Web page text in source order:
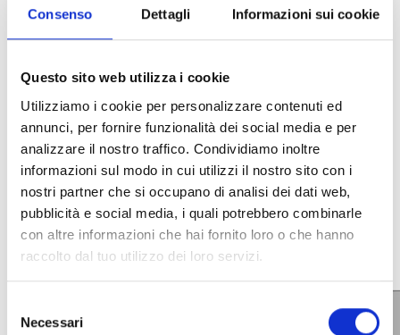
Consenso Dettagli Informazioni sui cookie
Questo sito web utilizza i cookie
Utilizziamo i cookie per personalizzare contenuti ed
annunci, per fornire funzionalità dei social media e per
analizzare il nostro traffico. Condividiamo inoltre
informazioni sul modo in cui utilizzi il nostro sito con i
nostri partner che si occupano di analisi dei dati web,
pubblicità e social media, i quali potrebbero combinarle
con altre informazioni che hai fornito loro o che hanno
raccolto dal tuo utilizzo dei loro servizi.
delNecessari
(21 y 22).
INTEGRACIÓN Y OPCIONES
ADICIONALES